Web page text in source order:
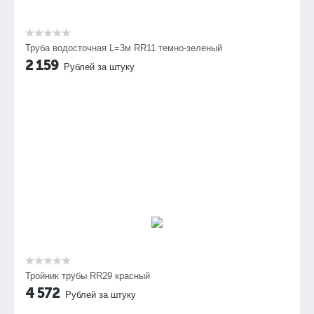
Труба водосточная L=3м RR11 темно-зеленый
2 159 Рублей за штуку
Тройник трубы RR29 красный
4 572 Рублей за штуку